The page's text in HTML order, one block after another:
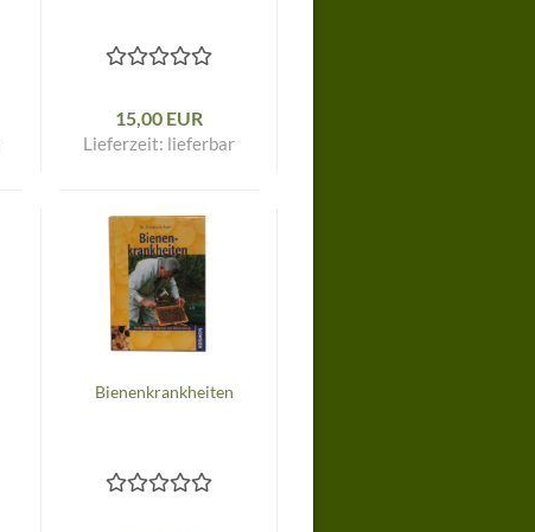
15,00 EUR
Lieferzeit: lieferbar
Bienenkrankheiten